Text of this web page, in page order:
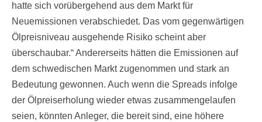
hatte sich vorübergehend aus dem Markt für
Neuemissionen verabschiedet. Das vom gegenwärtigen
Ölpreisniveau ausgehende Risiko scheint aber
überschaubar.“ Andererseits hätten die Emissionen auf
dem schwedischen Markt zugenommen und stark an
Bedeutung gewonnen. Auch wenn die Spreads infolge
der Ölpreiserholung wieder etwas zusammengelaufen
seien, könnten Anleger, die bereit sind, eine höhere